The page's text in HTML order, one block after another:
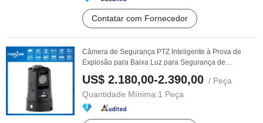
Contatar com Fornecedor
Câmera de Segurança PTZ Inteligente à Prova de
Explosão para Baixa Luz para Segurança de
Perímetro
US$ 2.180,00-2.390,00 / Peça
Quantidade Mínima:1 Peça